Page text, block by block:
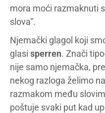
mora moći razmaknuti
slova”.
Njemački glagol koji
glasi sperren. Znači
nije samo njemačka,
nekog razloga želimo
razmakom među
poštuje svaki put kad